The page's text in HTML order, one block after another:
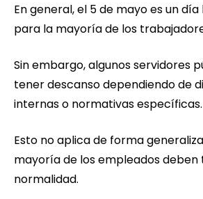
En general, el 5 de mayo es un
para la mayoría de los
Sin embargo, algunos servidores
tener descanso dependiendo de
internas o normativas específicas.
Esto no aplica de forma
mayoría de los empleados
normalidad.